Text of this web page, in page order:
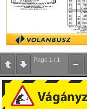
Page 1 / 1